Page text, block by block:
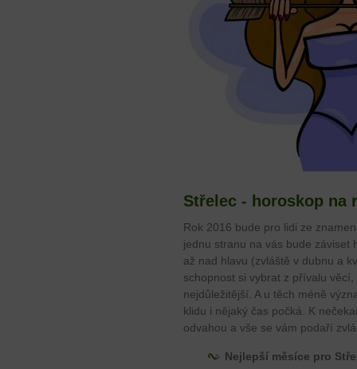
Střelec - horoskop na
Rok 2016 bude pro lidi ze
jednu stranu na vás bude
až nad hlavu (zvláště v dubnu a
schopnost si vybrat z přívalu
nejdůležitější. A u těch méně
klidu i nějaký čas počká. K
odvahou a vše se vám podaří
Nejlepší měsíce pro